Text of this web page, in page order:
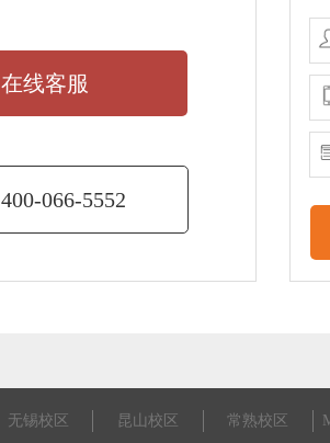
在线客服
400-066-5552
无锡校区 昆山校区 常熟校区